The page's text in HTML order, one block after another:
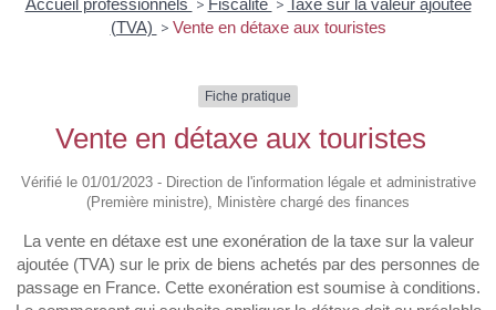
Accueil professionnels > Fiscalité > Taxe sur la valeur ajoutée
(TVA) > Vente en détaxe aux touristes
Fiche pratique
Vente en détaxe aux touristes
Vérifié le 01/01/2023 - Direction de l'information légale et administrative
(Première ministre), Ministère chargé des finances
La vente en détaxe est une exonération de la taxe sur la valeur
ajoutée (TVA) sur le prix de biens achetés par des personnes de
passage en France. Cette exonération est soumise à conditions.